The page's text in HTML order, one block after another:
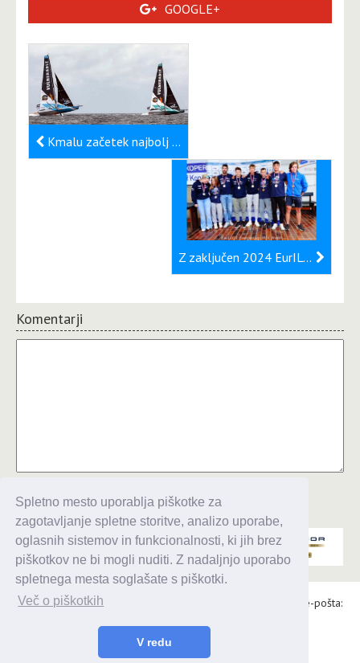
Spletno mesto uporablja piškotke za
zagotavljanje spletne storitve, analizo uporabe,
oglasnih sistemov in funkcionalnosti, ki jih brez
piškotkov ne bi mogli nuditi. Z nadaljnjo uporabo
spletnega mesta soglašate s piškotki.
Več o piškotkih
V redu
GOOGLE+
Kmalu začetek najbolj zahtevne regate na svetu Vendee Globe
Z zaključen 2024 EurILCA Europa Cup Slovenia ter DP za ILCA 4 in ILCA 7
Komentarji
Komentiraj
Alaris d.o.o., Topniška 14, Ljubljana, Tel.: 031 303 086, e-pošta:
© 2026 enavtika